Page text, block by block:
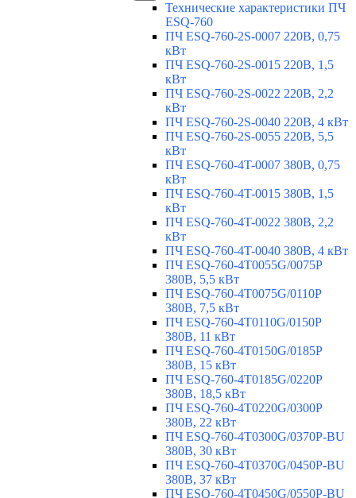
Технические характеристики ПЧ
ESQ-760
ПЧ ESQ-760-2S-0007 220В, 0,75
кВт
ПЧ ESQ-760-2S-0015 220В, 1,5
кВт
ПЧ ESQ-760-2S-0022 220В, 2,2
кВт
ПЧ ESQ-760-2S-0040 220В, 4 кВт
ПЧ ESQ-760-2S-0055 220В, 5,5
кВт
ПЧ ESQ-760-4T-0007 380В, 0,75
кВт
ПЧ ESQ-760-4T-0015 380В, 1,5
кВт
ПЧ ESQ-760-4T-0022 380В, 2,2
кВт
ПЧ ESQ-760-4T-0040 380В, 4 кВт
ПЧ ESQ-760-4T0055G/0075P
380В, 5,5 кВт
ПЧ ESQ-760-4T0075G/0110P
380В, 7,5 кВт
ПЧ ESQ-760-4T0110G/0150P
380В, 11 кВт
ПЧ ESQ-760-4T0150G/0185P
380В, 15 кВт
ПЧ ESQ-760-4T0185G/0220P
380В, 18,5 кВт
ПЧ ESQ-760-4T0220G/0300P
380В, 22 кВт
ПЧ ESQ-760-4T0300G/0370P-BU
380В, 30 кВт
ПЧ ESQ-760-4T0370G/0450P-BU
380В, 37 кВт
ПЧ ESQ-760-4T0450G/0550P-BU